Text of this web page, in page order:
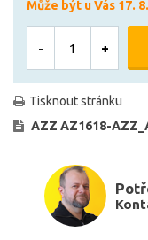
Může být u Vás 17. 8.
- +
Tisknout stránku
AZZ AZ1618-